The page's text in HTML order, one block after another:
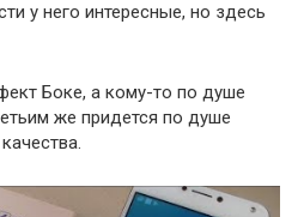
у него интересные, но здесь
Боке, а кому-то по душе
же придется по душе